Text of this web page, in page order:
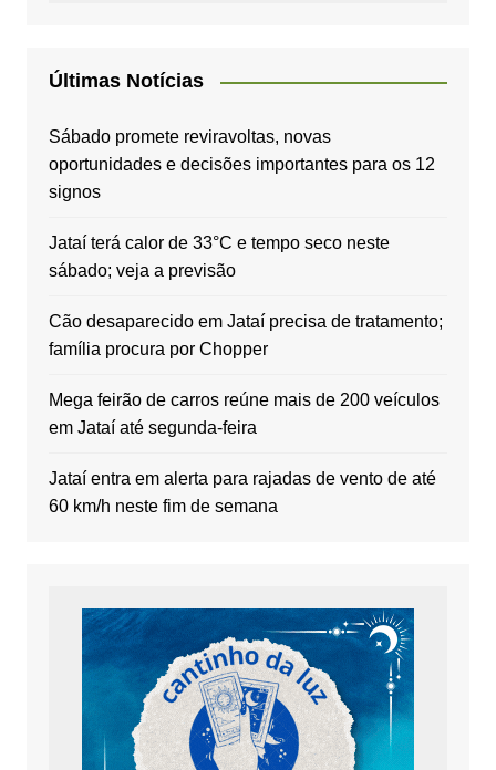
Últimas Notícias
Sábado promete reviravoltas, novas
oportunidades e decisões importantes para os 12
signos
Jataí terá calor de 33°C e tempo seco neste
sábado; veja a previsão
Cão desaparecido em Jataí precisa de tratamento;
família procura por Chopper
Mega feirão de carros reúne mais de 200 veículos
em Jataí até segunda-feira
Jataí entra em alerta para rajadas de vento de até
60 km/h neste fim de semana